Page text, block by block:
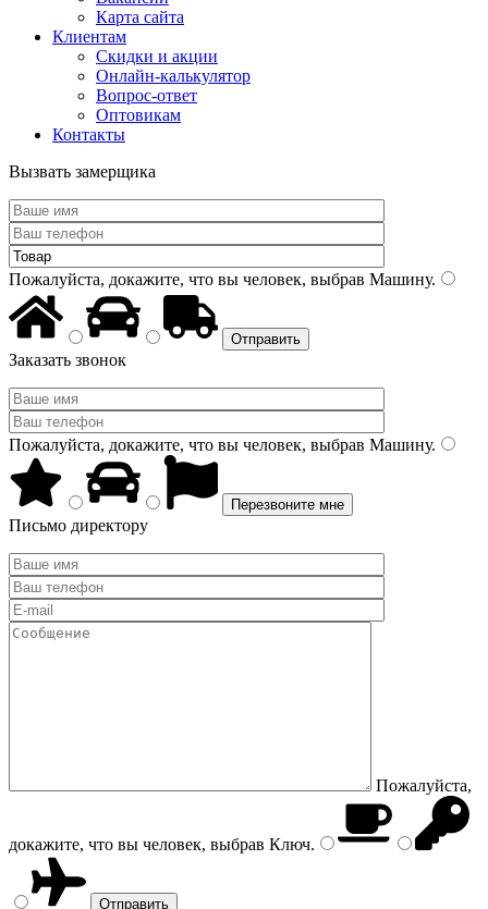
Карта сайта
Клиентам
Скидки и акции
Онлайн-калькулятор
Вопрос-ответ
Оптовикам
Контакты
Вызвать замерщика
Пожалуйста, докажите, что вы человек, выбрав Машину.
Заказать звонок
Пожалуйста, докажите, что вы человек, выбрав Машину.
Письмо директору
Пожалуйста,
докажите, что вы человек, выбрав Ключ.